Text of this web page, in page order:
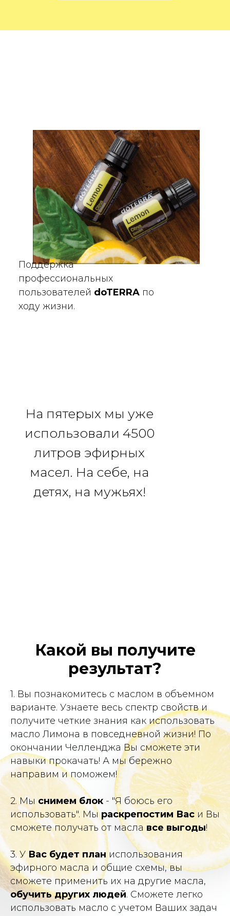
Поддержка
профессиональных
пользователей doTERRA по
ходу жизни.
На пятерых мы уже
использовали 4500
литров эфирных
масел. На себе, на
детях, на мужьях!
Какой вы получите
результат?
1. Вы познакомитесь с маслом в объемном
варианте. Узнаете весь спектр свойств и
получите четкие знания как использовать
масло Лимона в повседневной жизни! По
окончании Челленджа Вы сможете эти
навыки прокачать! А мы бережно
направим и поможем!
2. Мы снимем блок - "Я боюсь его
использовать". Мыраскрепостим Вас и Вы
сможете получать от масла все выгоды!
3. У Вас будет планиспользования
эфирного масла и общие схемы, вы
сможете применить их на другие масла,
обучить других людей. Сможете легко
использовать масло с учетом Ваших задач